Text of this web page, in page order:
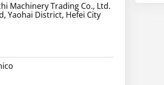
Machinery Trading Co., Ltd.
Yaohai District, Hefei City